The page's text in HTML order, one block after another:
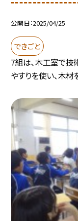
公開日 2025/04/25
できごと
7組は、木工室で技
やすりを使い、木材